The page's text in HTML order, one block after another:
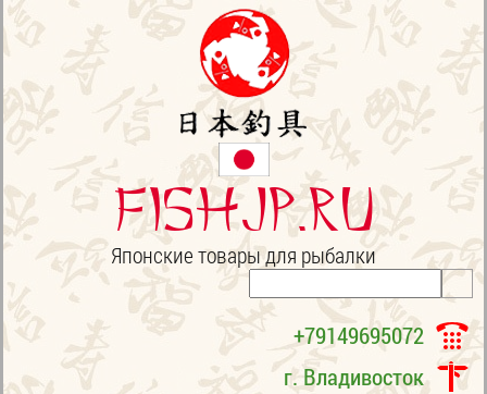
FISHJP.ru
Японские товары для рыбалки
+79149695072
г. Владивосток